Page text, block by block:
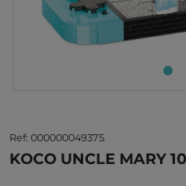
Ref: 000000049375
KOCO UNCLE MARY